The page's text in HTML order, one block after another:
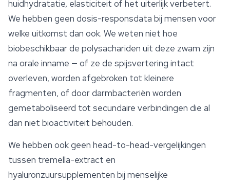
huidhydratatie, elasticiteit of het uiterlijk verbetert.
We hebben geen dosis-responsdata bij mensen voor
welke uitkomst dan ook. We weten niet hoe
biobeschikbaar de polysachariden uit deze zwam zijn
na orale inname — of ze de spijsvertering intact
overleven, worden afgebroken tot kleinere
fragmenten, of door darmbacteriën worden
gemetaboliseerd tot secundaire verbindingen die al
dan niet bioactiviteit behouden.
We hebben ook geen head-to-head-vergelijkingen
tussen tremella-extract en
hyaluronzuursupplementen bij menselijke